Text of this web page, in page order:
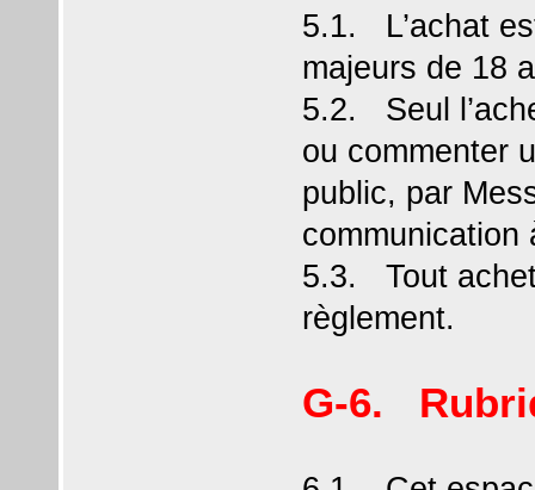
5.1. L’achat
majeurs de 18
5.2. Seul
ou commenter
public, par
communication
5.3. Tout
règlement.
G-6.